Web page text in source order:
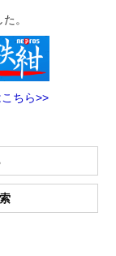
。
ちら>>